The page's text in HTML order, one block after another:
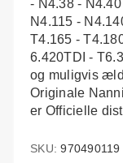
- N4.38 -
N4.115 -
T4.165 -
6.420TDI -
og muligvis
Originale
er Officielle
SKU: 970490119